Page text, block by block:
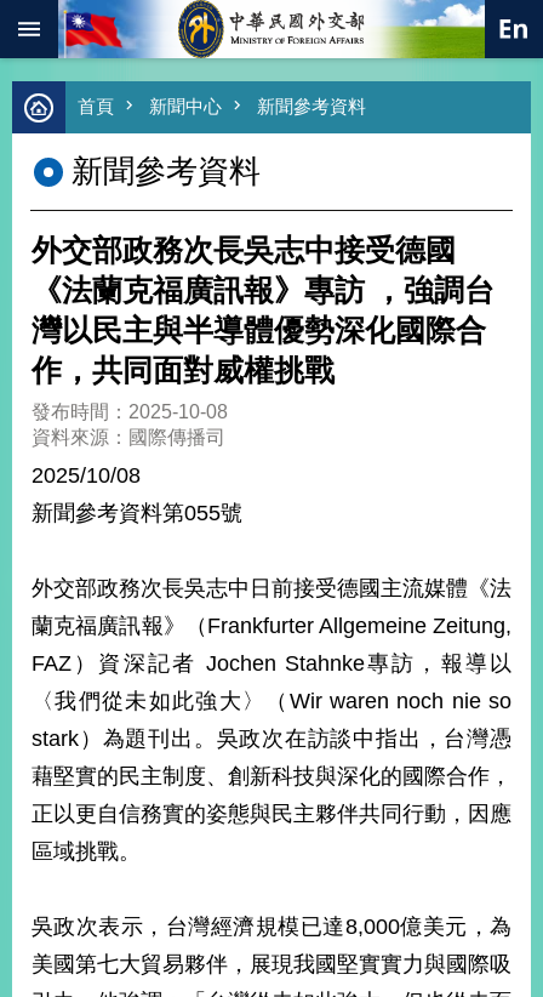
跳到主要內容區塊
進
階
尋
熱
總
合
外
交
價
值
交
濟
日
不
國
海
平
護
照
頁
網
首頁 新聞中心 新聞參考資料
新聞參考資料
外交部政務次長吳志中接受德國
《法蘭克福廣訊報》專訪 ，強調台
灣以民主與半導體優勢深化國際合
作，共同面對威權挑戰
發布時間：2025-10-08
資料來源：國際傳播司
2025/10/08
新聞參考資料第055號
外交部政務次長吳志中日前接受德國主流媒體《法
蘭克福廣訊報》（Frankfurter Allgemeine Zeitung,
FAZ）資深記者 Jochen Stahnke專訪，報導以
〈我們從未如此強大〉（Wir waren noch nie so
stark）為題刊出。吳政次在訪談中指出，台灣憑
藉堅實的民主制度、創新科技與深化的國際合作，
正以更自信務實的姿態與民主夥伴共同行動，因應
區域挑戰。
吳政次表示，台灣經濟規模已達8,000億美元，為
美國第七大貿易夥伴，展現我國堅實實力與國際吸